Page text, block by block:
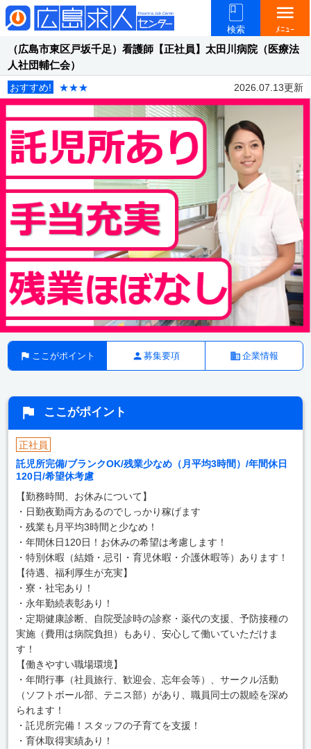
検索
menu
ﾒﾆｭｰ
（広島市東区戸坂千足）看護師【正社員】太田川病院（医療法
人社団輔仁会）
おすすめ! ★★★ 2026.07.13更新
ここがポイント 募集要項 企業情報
ここがポイント
正社員
託児所完備/ブランクOK/残業少なめ（月平均3時間）/年間休日
120日/希望休考慮
【勤務時間、お休みについて】
・日勤夜勤両方あるのでしっかり稼げます
・残業も月平均3時間と少なめ！
・年間休日120日！お休みの希望は考慮します！
・特別休暇（結婚・忌引・育児休暇・介護休暇等）あります！
【待遇、福利厚生が充実】
・寮・社宅あり！
・永年勤続表彰あり！
・定期健康診断、自院受診時の診察・薬代の支援、予防接種の
実施（費用は病院負担）もあり、安心して働いていただけま
す！
【働きやすい職場環境】
・年間行事（社員旅行、歓迎会、忘年会等）、サークル活動
（ソフトボール部、テニス部）があり、職員同士の親睦を深め
られます！
・託児所完備！スタッフの子育てを支援！
・育休取得実績あり！